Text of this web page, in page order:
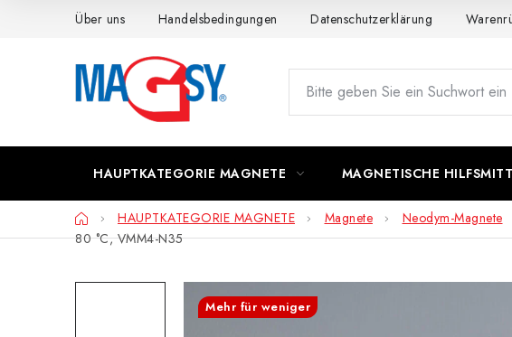
Über uns Handelsbedingungen Datenschutzerklärung
HAUPTKATEGORIE MAGNETE MAGNETISCHE
StartseiteHAUPTKATEGORIE MAGNETE Magnete Neodym-Magnete
80 °C, VMM4-N35
Mehr für weniger